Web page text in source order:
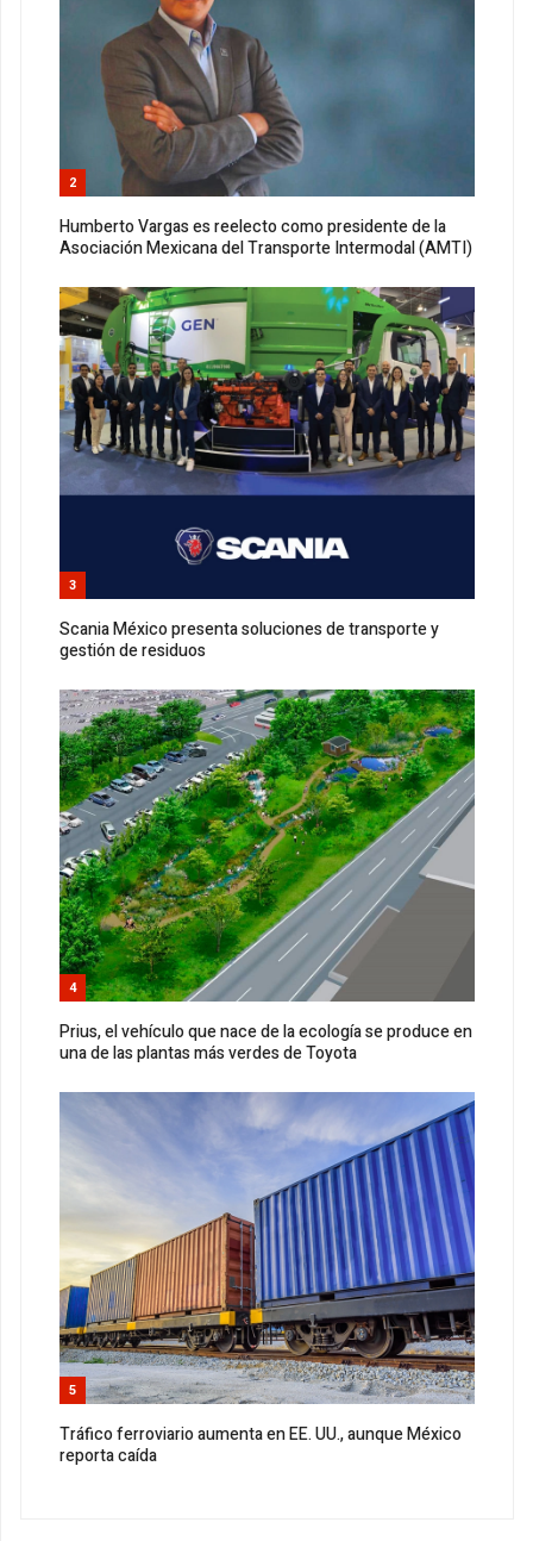
2
Humberto Vargas es reelecto como presidente de la
Asociación Mexicana del Transporte Intermodal (AMTI)
3
Scania México presenta soluciones de transporte y
gestión de residuos
4
Prius, el vehículo que nace de la ecología se produce en
una de las plantas más verdes de Toyota
5
Tráfico ferroviario aumenta en EE. UU., aunque México
reporta caída